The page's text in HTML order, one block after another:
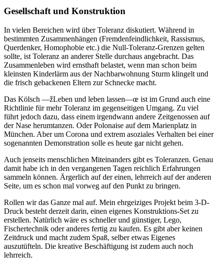
Gesellschaft und Konstruktion
In vielen Bereichen wird über Toleranz diskutiert. Während in
bestimmten Zusammenhängen (Fremdenfeindlichkeit, Rassismus,
Querdenker, Homophobie etc.) die Null-Toleranz-Grenzen gelten
sollte, ist Toleranz an anderer Stelle durchaus angebracht. Das
Zusammenleben wird ernsthaft belastet, wenn man schon beim
kleinsten Kinderlärm aus der Nachbarwohnung Sturm klingelt und
die frisch gebackenen Eltern zur Schnecke macht.
Das Kölsch —žLeben und leben lassen—œ ist im Grund auch eine
Richtlinie für mehr Toleranz im gegenseitigen Umgang. Zu viel
führt jedoch dazu, dass einem irgendwann andere Zeitgenossen auf
der Nase herumtanzen. Oder Polonaise auf dem Marienplatz in
München. Aber um Corona und extrem asoziales Verhalten bei einer
sogenannten Demonstration solle es heute gar nicht gehen.
Auch jenseits menschlichen Miteinanders gibt es Toleranzen. Genau
damit habe ich in den vergangenen Tagen reichlich Erfahrungen
sammeln können. Ärgerlich auf der einen, lehrreich auf der anderen
Seite, um es schon mal vorweg auf den Punkt zu bringen.
Rollen wir das Ganze mal auf. Mein ehrgeiziges Projekt beim 3-D-
Druck besteht derzeit darin, einen eigenes Konstruktions-Set zu
erstellen. Natürlich wäre es schneller und günstiger, Lego,
Fischertechnik oder anderes fertig zu kaufen. Es gibt aber keinen
Zeitdruck und macht zudem Spaß, selber etwas Eigenes
auszutüfteln. Die kreative Beschäftigung ist zudem auch noch
lehrreich.